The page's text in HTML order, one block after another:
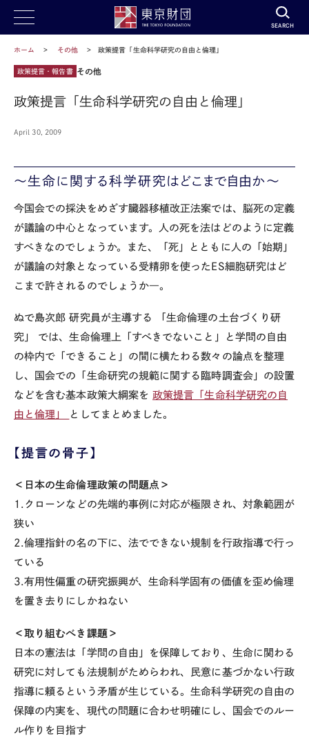
SEARCH
ホーム その他 政策提言「生命科学研究の自由と倫理」
政策提言・報告書 その他
政策提言「生命科学研究の自由と倫理」
April 30, 2009
～生命に関する科学研究はどこまで自由か～
今国会での採決をめざす臓器移植改正法案では、脳死の定義
が議論の中心となっています。人の死を法はどのように定義
すべきなのでしょうか。また、「死」とともに人の「始期」
が議論の対象となっている受精卵を使ったES細胞研究はど
こまで許されるのでしょうか―。
ぬで島次郎 研究員が主導する 「生命倫理の土台づくり研
究」 では、生命倫理上「すべきでないこと」と学問の自由
の枠内で「できること」の間に横たわる数々の論点を整理
し、国会での「生命研究の規範に関する臨時調査会」の設置
などを含む基本政策大綱案を政策提言「生命科学研究の自
由と倫理」
としてまとめました。
【提言の骨子】
＜日本の生命倫理政策の問題点＞
1.クローンなどの先端的事例に対応が極限され、対象範囲が
狭い
2.倫理指針の名の下に、法でできない規制を行政指導で行っ
ている
3.有用性偏重の研究振興が、生命科学固有の価値を歪め倫理
を置き去りにしかねない
＜取り組むべき課題＞
日本の憲法は「学問の自由」を保障しており、生命に関わる
研究に対しても法規制がためらわれ、民意に基づかない行政
指導に頼るという矛盾が生じている。生命科学研究の自由の
保障の内実を、現代の問題に合わせ明確にし、国会でのルー
ル作りを目指す